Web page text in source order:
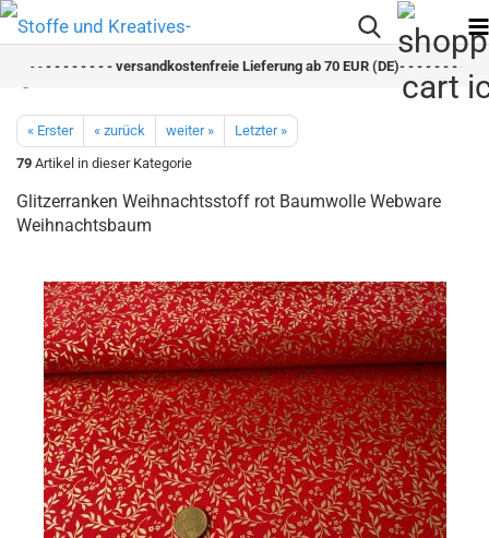
- - - - - - - - versandkostenfreie Lieferung ab 70 EUR (DE)- - - - - - - -
« Erster « zurück weiter »
Letzter »
79 Artikel in dieser Kategorie
Glitzerranken Weihnachtsstoff rot Baumwolle Webware
Weihnachtsbaum